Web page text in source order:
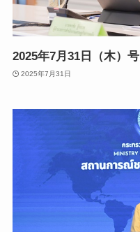
2025年7月31日（木）号
2025年7月31日